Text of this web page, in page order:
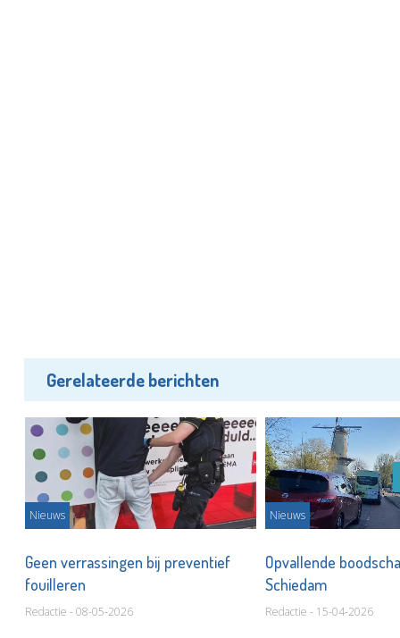
Gerelateerde berichten
Nieuws
Geen verrassingen bij preventief
fouilleren
Redactie - 08-05-2026
Nieuws
Opvallende
Schiedam
Redactie - 15-04-2026